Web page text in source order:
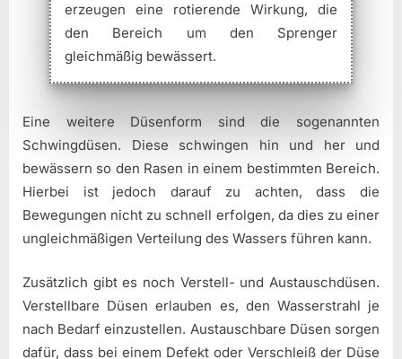
erzeugen eine rotierende Wirkung, die
den Bereich um den Sprenger
gleichmäßig bewässert.
Eine weitere Düsenform sind die sogenannten
Schwingdüsen. Diese schwingen hin und her und
bewässern so den Rasen in einem bestimmten Bereich.
Hierbei ist jedoch darauf zu achten, dass die
Bewegungen nicht zu schnell erfolgen, da dies zu einer
ungleichmäßigen Verteilung des Wassers führen kann.
Zusätzlich gibt es noch Verstell- und Austauschdüsen.
Verstellbare Düsen erlauben es, den Wasserstrahl je
nach Bedarf einzustellen. Austauschbare Düsen sorgen
dafür, dass bei einem Defekt oder Verschleiß der Düse